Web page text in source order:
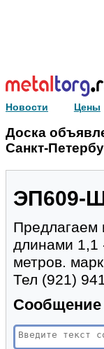
Новости Цены
Доска
Санкт-
ЭП609-
Предлагаем
длинами 1,1
метров.
Тел (921)
Сообщение